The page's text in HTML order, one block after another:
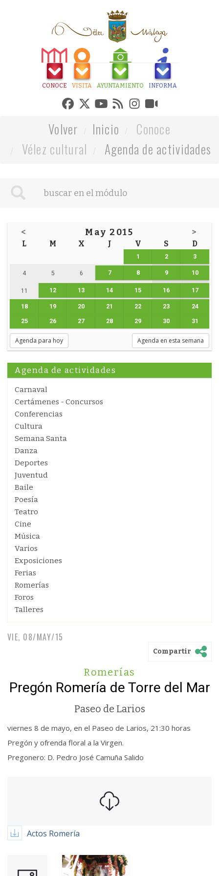
CONOCE VISITA AYUNTAMIENTO INFORMA
Volver Inicio
Conoce
Vélez cultural
Agenda de actividades
< May 2015 >
L M X J V S D
1 2 3
4 5 6 7 8 9 10
11 12 13 14 15 16 17
18 19 20 21 22 23 24
25 26 27 28 29 30 31
Agenda para hoy Agenda en esta semana
Agenda de actividades
Carnaval
Certámenes - Concursos
Conferencias
Cultura
Semana Santa
Danza
Deportes
Juventud
Baile
Poesía
Teatro
Cine
Música
Varios
Exposiciones
Ferias
Romerías
Foros
Talleres
VIE, 08/MAY/15
Compartir
Romerías
Pregón Romería de Torre del Mar
Paseo de Larios
viernes 8 de mayo, en el Paseo de Larios, 21:30 horas
Pregón y ofrenda floral a la Virgen.
Pregonero: D. Pedro José Camuña Salido
Actos Romería